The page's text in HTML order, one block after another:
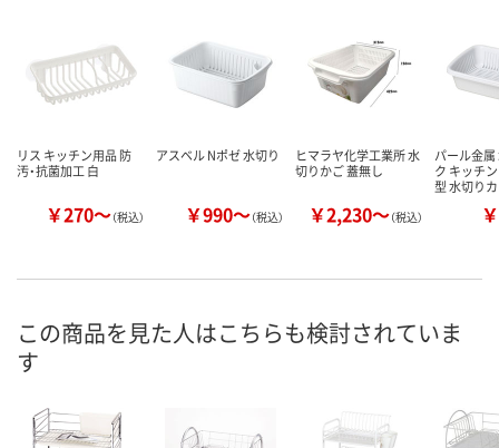
リス キッチン用品 防
汚・抗菌加工 白
￥270～（税込）
アスベル Nポゼ 水切り
￥990～（税込）
ヒマラヤ化学工業所 水
切りかご 蓋無し
￥2,230～（税込）
パール金
ク キッチ
型 水切り
この商品を見た人はこちらも検討されていま
す